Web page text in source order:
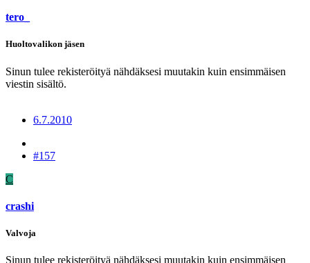
tero_
Huoltovalikon jäsen
Sinun tulee rekisteröityä nähdäksesi muutakin kuin ensimmäisen
viestin sisältö.
6.7.2010
#157
C
crashi
Valvoja
Sinun tulee rekisteröityä nähdäksesi muutakin kuin ensimmäisen